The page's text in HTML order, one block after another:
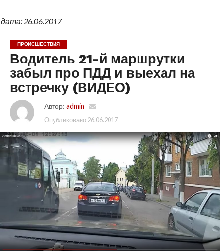
дата: 26.06.2017
ПРОИСШЕСТВИЯ
Водитель 21-й маршрутки
забыл про ПДД и выехал на
встречку (ВИДЕО)
Автор: admin
Опубликовано 26.06.2017